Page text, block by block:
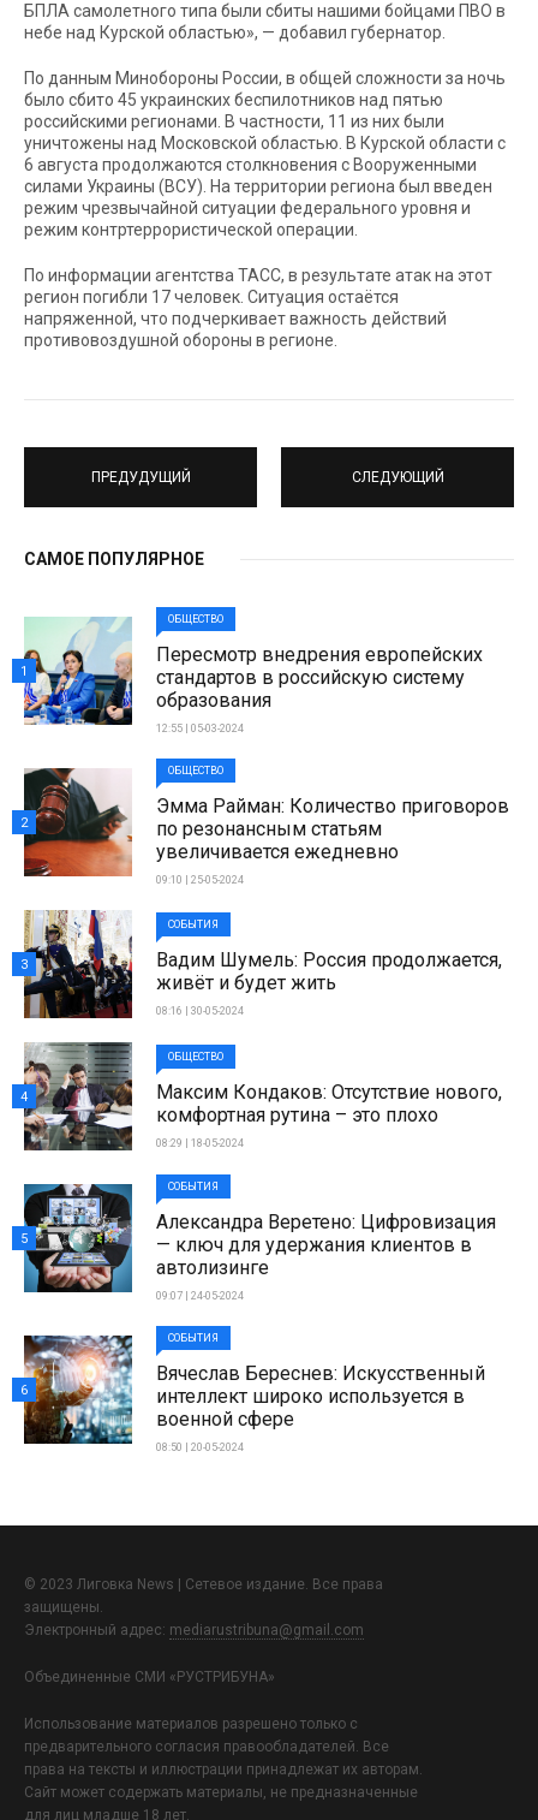
БПЛА самолетного типа были сбиты нашими бойцами ПВО в
небе над Курской областью», — добавил губернатор.
По данным Минобороны России, в общей сложности за ночь
было сбито 45 украинских беспилотников над пятью
российскими регионами. В частности, 11 из них были
уничтожены над Московской областью. В Курской области с
6 августа продолжаются столкновения с Вооруженными
силами Украины (ВСУ). На территории региона был введен
режим чрезвычайной ситуации федерального уровня и
режим контртеррористической операции.
По информации агентства ТАСС, в результате атак на этот
регион погибли 17 человек. Ситуация остаётся
напряженной, что подчеркивает важность действий
противовоздушной обороны в регионе.
ПРЕДУДУЩИЙ СЛЕДУЮЩИЙ
САМОЕ ПОПУЛЯРНОЕ
ОБЩЕСТВО
Пересмотр внедрения европейских
стандартов в российскую систему
образования
12:55 | 05-03-2024
1
ОБЩЕСТВО
Эмма Райман: Количество приговоров
по резонансным статьям
увеличивается ежедневно
09:10 | 25-05-2024
2
СОБЫТИЯ
Вадим Шумель: Россия продолжается,
живёт и будет жить
08:16 | 30-05-2024
3
ОБЩЕСТВО
Максим Кондаков: Отсутствие нового,
комфортная рутина – это плохо
08:29 | 18-05-2024
4
СОБЫТИЯ
Александра Веретено: Цифровизация
— ключ для удержания клиентов в
автолизинге
09:07 | 24-05-2024
5
СОБЫТИЯ
Вячеслав Береснев: Искусственный
интеллект широко используется в
военной сфере
08:50 | 20-05-2024
6
© 2023 Лиговка News | Сетевое издание. Все права
защищены.
Электронный адрес: mediarustribuna@gmail.com
Объединенные СМИ «РУСТРИБУНА»
Использование материалов разрешено только с
предварительного согласия правообладателей. Все
права на тексты и иллюстрации принадлежат их авторам.
Сайт может содержать материалы, не предназначенные
для лиц младше 18 лет.